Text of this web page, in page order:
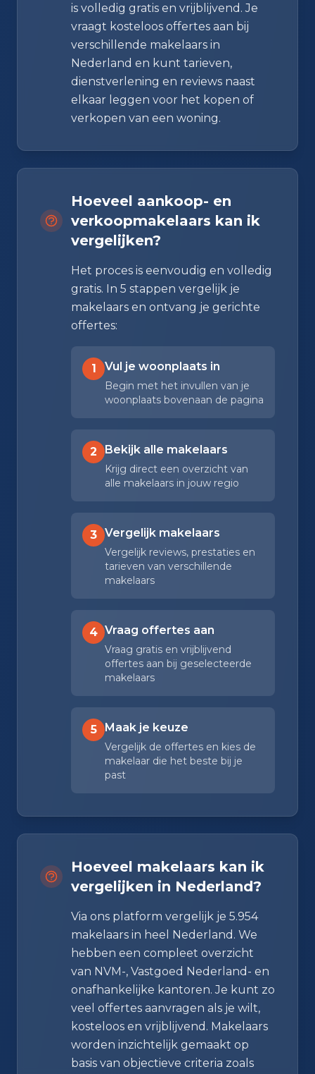
is volledig gratis en vrijblijvend. Je
vraagt kosteloos offertes aan bij
verschillende makelaars in
Nederland en kunt tarieven,
dienstverlening en reviews naast
elkaar leggen voor het kopen of
verkopen van een woning.
Hoeveel aankoop- en
verkoopmakelaars kan ik
vergelijken?
Het proces is eenvoudig en volledig
gratis. In 5 stappen vergelijk je
makelaars en ontvang je gerichte
offertes:
1 Vul je woonplaats in
Begin met het invullen van je
woonplaats bovenaan de pagina
2 Bekijk alle makelaars
Krijg direct een overzicht van
alle makelaars in jouw regio
3 Vergelijk makelaars
Vergelijk reviews, prestaties en
tarieven van verschillende
makelaars
4 Vraag offertes aan
Vraag gratis en vrijblijvend
offertes aan bij geselecteerde
makelaars
5 Maak je keuze
Vergelijk de offertes en kies de
makelaar die het beste bij je
past
Hoeveel makelaars kan ik
vergelijken in Nederland?
Via ons platform vergelijk je 5.954
makelaars in heel Nederland. We
hebben een compleet overzicht
van NVM-, Vastgoed Nederland- en
onafhankelijke kantoren. Je kunt zo
veel offertes aanvragen als je wilt,
kosteloos en vrijblijvend. Makelaars
worden inzichtelijk gemaakt op
basis van objectieve criteria zoals